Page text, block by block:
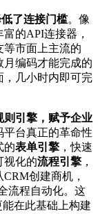
了连接门槛。像
的API连接器，
等市面上主流的
月编码才能完成的
，几小时内即可完
则引擎，赋予企业
平台真正的革命性
的表单引擎 ，快速
视化的流程引擎 ，
创建商机，
流程自动化。这
在此基础上构建